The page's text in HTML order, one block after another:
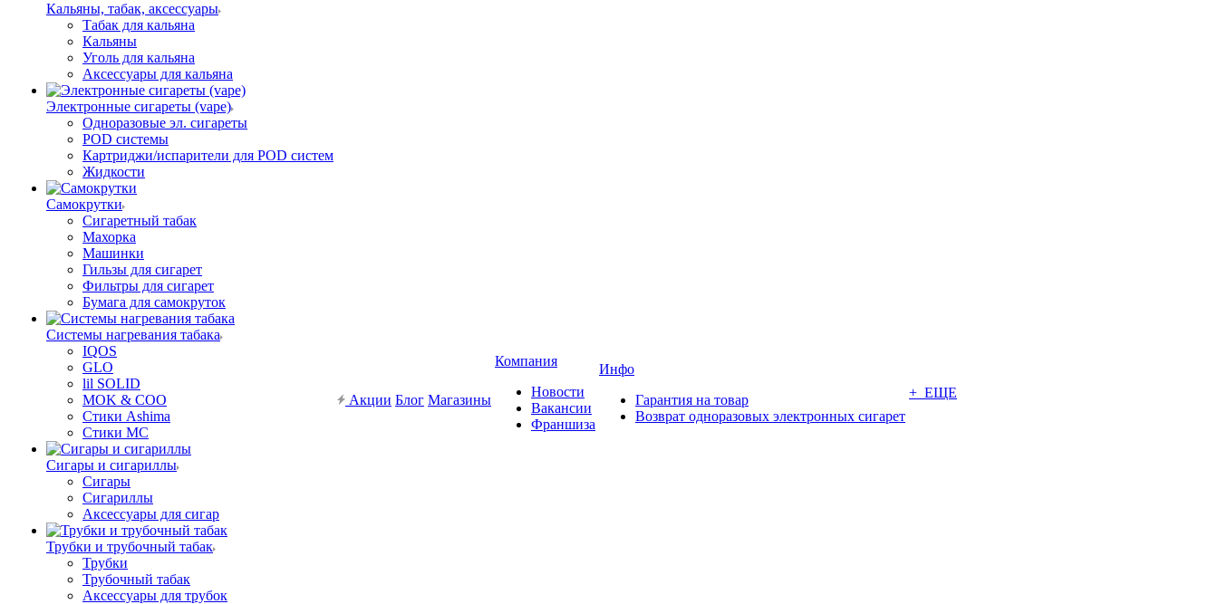
Кальяны, табак, аксессуары
Табак для кальяна
Кальяны
Уголь для кальяна
Аксессуары для кальяна
Электронные сигареты (vape)
Одноразовые эл. сигареты
POD системы
Картриджи/испарители для POD систем
Жидкости
Самокрутки
Сигаретный табак
Махорка
Машинки
Гильзы для сигарет
Фильтры для сигарет
Бумага для самокруток
Системы нагревания табака
IQOS
GLO
lil SOLID
MOK & COO
Стики Ashima
Стики MC
Сигары и сигариллы
Сигары
Сигариллы
Аксессуары для сигар
Трубки и трубочный табак
Трубки
Трубочный табак
Аксессуары для трубок
Акции Блог Магазины
Компания
Новости
Вакансии
Франшиза
Инфо
Гарантия на товар
Возврат одноразовых электронных сигарет
+ ЕЩЕ